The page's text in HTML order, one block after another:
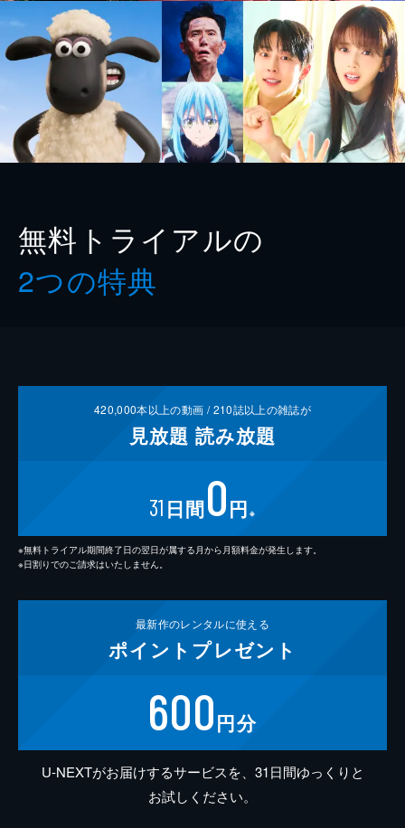
無料トライアルの
2つの特典
420,000本以上の動画 /210誌以上の雑誌が
見放題 読み放題
31 日間0円 ※
※無料トライアル期間終了日の翌日が属する月から月額料金が発生します。
※日割りでのご請求はいたしません。
最新作のレンタルに使える
ポイント プレゼント
600円分
U-NEXTがお届けするサービスを、31日間ゆっくりと
お試しください。